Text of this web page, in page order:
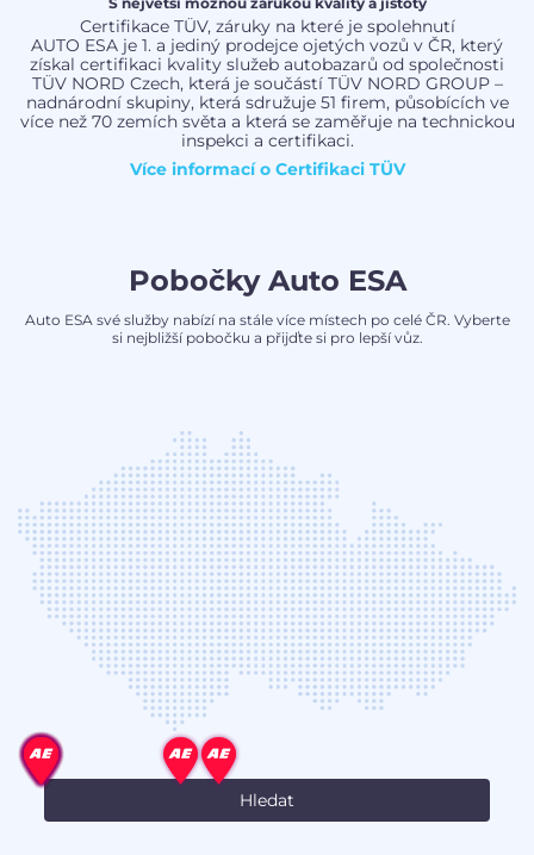
Certifikace TÜV, záruky na které je spolehnutí
AUTO ESA je 1. a jediný prodejce ojetých vozů v ČR, který
získal certifikaci kvality služeb autobazarů od společnosti
TÜV NORD Czech, která je součástí TÜV NORD GROUP –
nadnárodní skupiny, která sdružuje 51 firem, působících ve
více než 70 zemích světa a která se zaměřuje na technickou
inspekci a certifikaci.
Více informací o Certifikaci TÜV
Pobočky Auto ESA
Auto ESA své služby nabízí na stále více místech po celé ČR. Vyberte
si nejbližší pobočku a přijďte si pro lepší vůz.